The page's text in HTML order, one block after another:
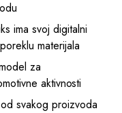
ima svoj digitalni
materijala
za
aktivnosti
svakog proizvoda